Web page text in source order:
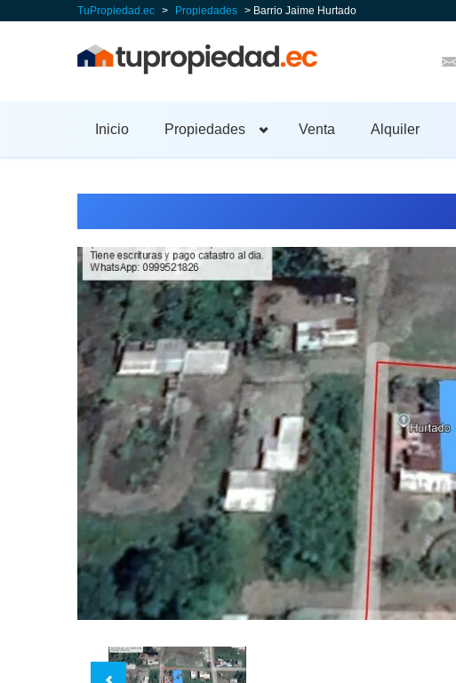
TuPropiedad.ec > Propiedades > Barrio Jaime Hurtado
Inicio Propiedades Venta Alquiler